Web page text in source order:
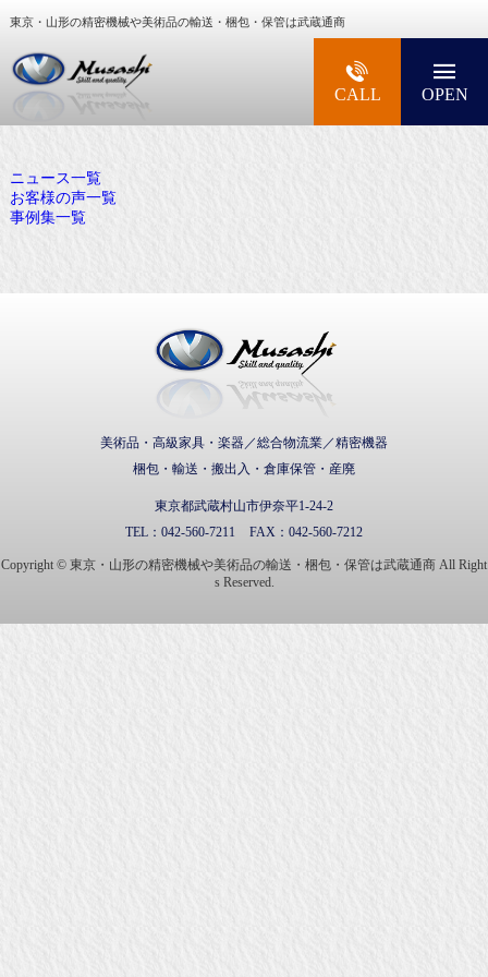
東京・山形の精密機械や美術品の輸送・梱包・保管は武蔵通商
大型精密機械・美術品・高級楽器の梱包・輸送
CALL OPEN
ニュース一覧
お客様の声一覧
事例集一覧
美術品・高級家具・楽器／総合物流業／精密機器
梱包・輸送・搬出入・倉庫保管・産廃
東京都武蔵村山市伊奈平1-24-2
TEL： 042-560-7211 FAX： 042-560-7212
Copyright © 東京・山形の精密機械や美術品の輸送・梱包・保管は武蔵通商 All Right
s Reserved.